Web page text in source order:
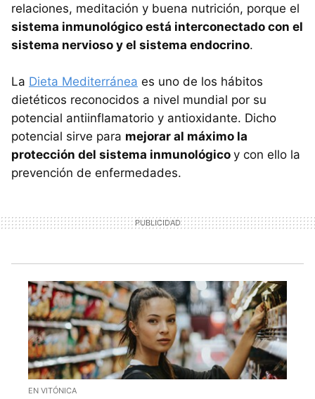
relaciones, meditación y buena nutrición, porque el
sistema inmunológico está interconectado con el
sistema nervioso y el sistema endocrino.
La Dieta Mediterránea es uno de los hábitos
dietéticos reconocidos a nivel mundial por su
potencial antiinflamatorio y antioxidante. Dicho
potencial sirve para mejorar al máximo la
protección del sistema inmunológico y con ello la
prevención de enfermedades.
EN VITÓNICA